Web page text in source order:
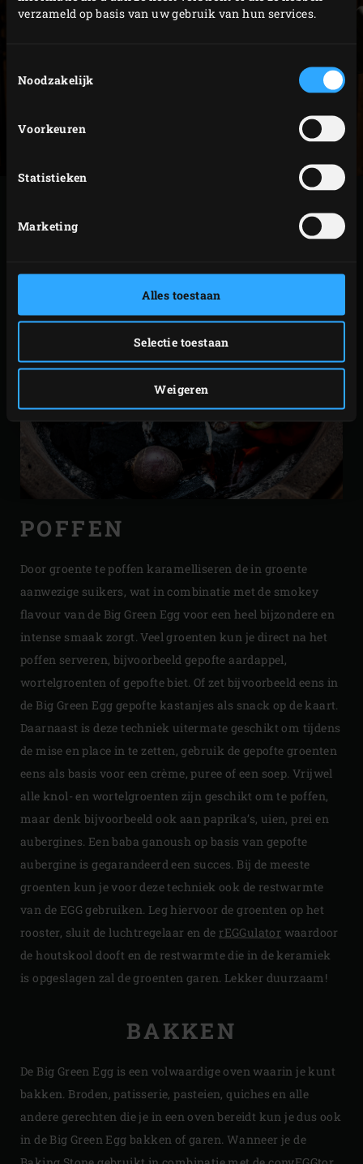
verzameld op basis van uw gebruik van hun services.
Noodzakelijk
Voorkeuren
Statistieken
Marketing
Alles toestaan
Selectie toestaan
Weigeren
POFFEN
Door groente te poffen karamelliseren de in groente
aanwezige suikers, wat in combinatie met de smokey
flavour van de Big Green Egg voor een heel bijzondere en
intense smaak zorgt. Veel groenten kun je direct na het
poffen serveren, bijvoorbeeld gepofte aardappel,
wortelgroenten of gepofte biet. Of zet bijvoorbeeld eens in
de Big Green Egg gepofte kastanjes als snack op de kaart.
Daarnaast is deze techniek uitermate geschikt om tijdens
de mise en place in te zetten, gebruik de gepofte groenten
eens als basis voor een crème, puree of een soep. Vrijwel
alle knol- en wortelgroenten zijn geschikt om te poffen,
maar denk bijvoorbeeld ook aan paprika’s, uien, prei en
aubergines. Een baba ganoush op basis van gepofte
aubergine is gegarandeerd een succes. Bij de meeste
groenten kun je voor deze techniek ook de restwarmte
van de EGG gebruiken. Leg hiervoor de groenten op het
rooster, sluit de luchtregelaar en derEGGulator waardoor
de houtskool dooft en de restwarmte die in de keramiek
is opgeslagen zal de groenten garen. Lekker duurzaam!
BAKKEN
De Big Green Egg is een volwaardige oven waarin je kunt
bakken. Broden, patisserie, pasteien, quiches en alle
andere gerechten die je in een oven bereidt kun je dus ook
in de Big Green Egg bakken of garen. Wanneer je de